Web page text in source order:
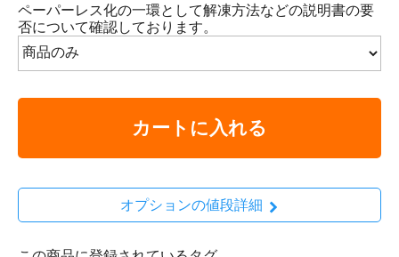
ペーパーレス化の一環として解凍方法などの説明書の要
否について確認しております。
カートに入れる
オプションの値段詳細